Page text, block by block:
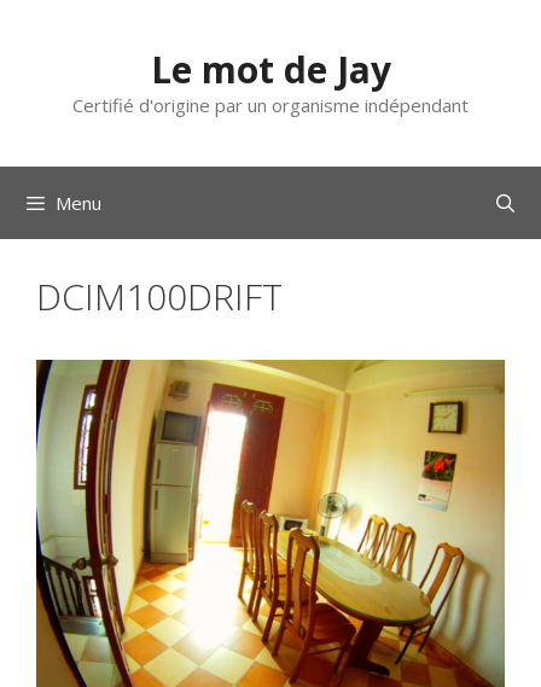
Le mot de Jay
Certifié d'origine par un organisme indépendant
Menu
DCIM100DRIFT